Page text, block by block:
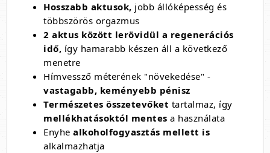
Hosszabb aktusok, jobb állóképesség és
többszörös orgazmus
2 aktus között lerövidül a regenerációs
idő, így hamarabb készen áll a következő
menetre
Hímvessző méterének "növekedése" -
vastagabb, keményebb pénisz
Természetes összetevőket tartalmaz, így
mellékhatásoktól mentes a használata
Enyhe alkoholfogyasztás mellett is
alkalmazhatja